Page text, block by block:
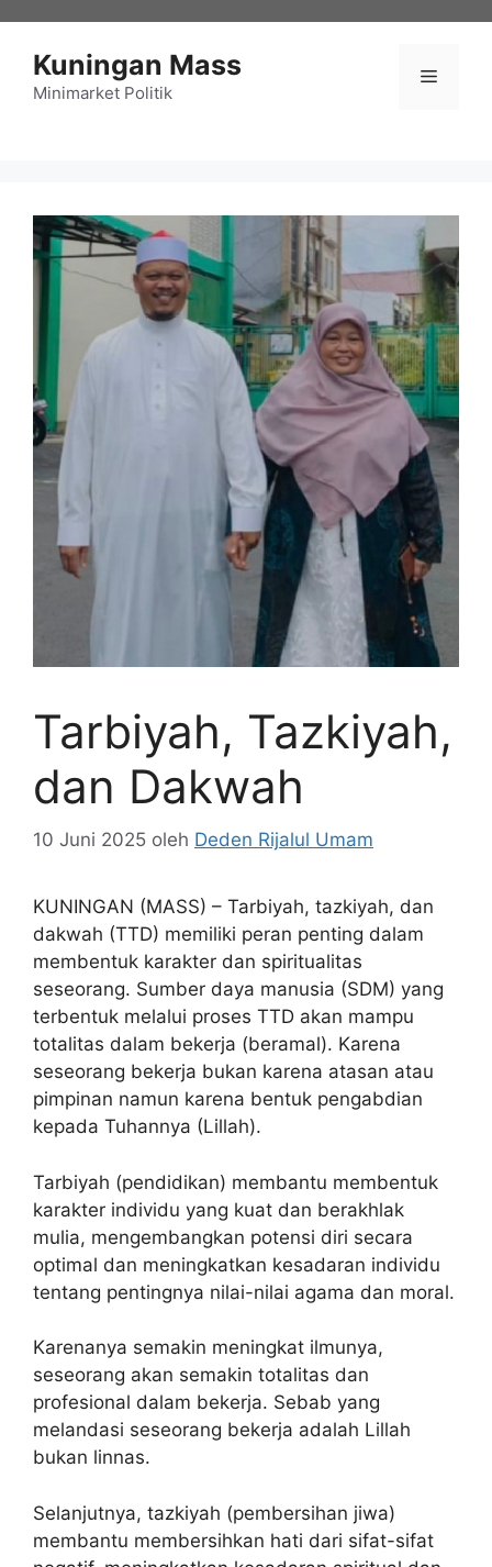
Kuningan Mass
Minimarket Politik
Menu
Tarbiyah, Tazkiyah,
dan Dakwah
10 Juni 2025 oleh Deden Rijalul Umam
KUNINGAN (MASS) – Tarbiyah, tazkiyah, dan
dakwah (TTD) memiliki peran penting dalam
membentuk karakter dan spiritualitas
seseorang. Sumber daya manusia (SDM) yang
terbentuk melalui proses TTD akan mampu
totalitas dalam bekerja (beramal). Karena
seseorang bekerja bukan karena atasan atau
pimpinan namun karena bentuk pengabdian
kepada Tuhannya (Lillah).
Tarbiyah (pendidikan) membantu membentuk
karakter individu yang kuat dan berakhlak
mulia, mengembangkan potensi diri secara
optimal dan meningkatkan kesadaran individu
tentang pentingnya nilai-nilai agama dan moral.
Karenanya semakin meningkat ilmunya,
seseorang akan semakin totalitas dan
profesional dalam bekerja. Sebab yang
melandasi seseorang bekerja adalah Lillah
bukan linnas.
Selanjutnya, tazkiyah (pembersihan jiwa)
membantu membersihkan hati dari sifat-sifat